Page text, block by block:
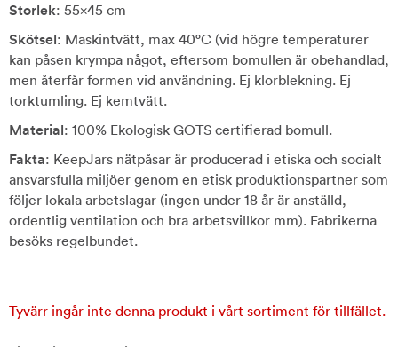
Storlek: 55x45 cm
Skötsel: Maskintvätt, max 40°C (vid högre temperaturer
kan påsen krympa något, eftersom bomullen är obehandlad,
men återfår formen vid användning. Ej klorblekning. Ej
torktumling. Ej kemtvätt.
Material: 100% Ekologisk GOTS certifierad bomull.
Fakta: KeepJars nätpåsar är producerad i etiska och socialt
ansvarsfulla miljöer genom en etisk produktionspartner som
följer lokala arbetslagar (ingen under 18 år är anställd,
ordentlig ventilation och bra arbetsvillkor mm). Fabrikerna
besöks regelbundet.
Tyvärr ingår inte denna produkt i vårt sortiment för tillfället.